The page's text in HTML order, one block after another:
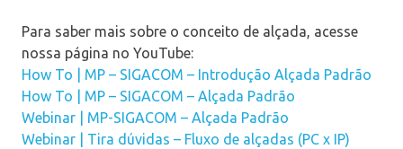
Para saber mais sobre o conceito de alçada, acesse
nossa página no YouTube:
How To | MP – SIGACOM – Introdução Alçada Padrão
How To | MP – SIGACOM – Alçada Padrão
Webinar | MP-SIGACOM – Alçada Padrão
Webinar | Tira dúvidas – Fluxo de alçadas (PC x IP)